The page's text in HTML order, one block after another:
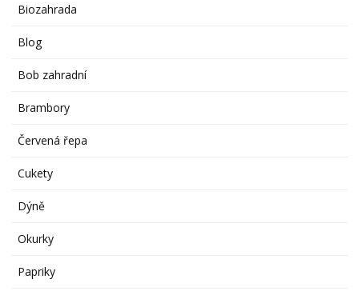
Biozahrada
Blog
Bob zahradní
Brambory
Červená řepa
Cukety
Dýně
Okurky
Papriky